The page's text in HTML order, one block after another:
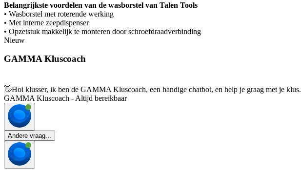
Belangrijkste voordelen van de wasborstel van Talen Tools
• Wasborstel met roterende werking
• Met interne zeepdispenser
• Opzetstuk makkelijk te monteren door schroefdraadverbinding
Nieuw
GAMMA Kluscoach
👋Hoi klusser, ik ben de GAMMA Kluscoach, een handige chatbot, en help je graag met je klus.
GAMMA Kluscoach - Altijd bereikbaar
Andere vraag...